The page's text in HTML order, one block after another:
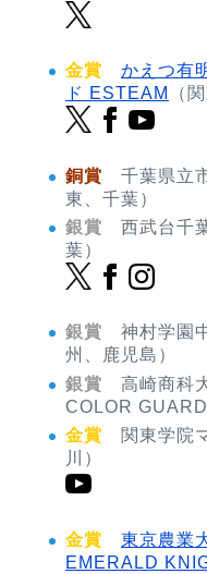
金賞 かえつ有
ド ESTEAM
（
銅賞 千葉県立
東、千葉）
銀賞 西武台千
葉）
銀賞 神村学園
州、鹿児島）
銀賞 高崎商科
COLOR GUARD
金賞 関東学院
川）
金賞 東京農業
EMERALD